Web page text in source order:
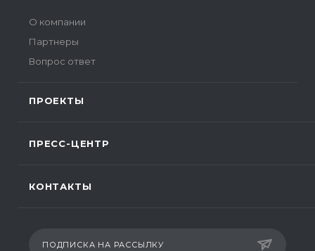
О компании
Партнеры
Вопрос ответ
ПРОЕКТЫ
ПРЕСС-ЦЕНТР
КОНТАКТЫ
ПОДПИСКА НА РАССЫЛКУ